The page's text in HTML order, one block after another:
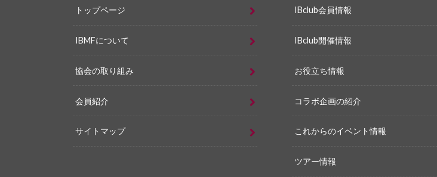
トップページ
IBMFについて
協会の取り組み
会員紹介
サイトマップ
IBclub会員情報
IBclub開催情報
お役立ち情報
コラボ企画の紹介
これからのイベント情報
ツアー情報